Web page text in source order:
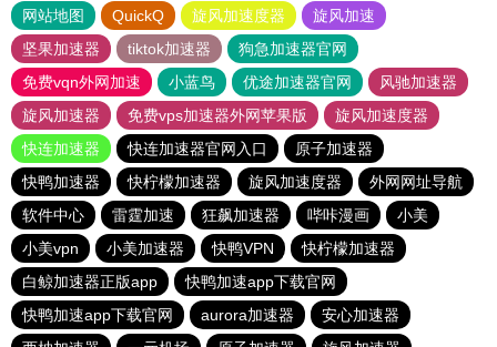
网站地图 QuickQ 旋风加速度器
旋风加速
坚果加速器
tiktok加速器
狗急加速器官网
免费vqn外网加速
小蓝鸟 优途加速器官网
风驰加速器
旋风加速器
免费vps加速器外网苹果版
旋风加速度器
快连加速器
快连加速器官网入口
原子加速器
快鸭加速器
快柠檬加速器 旋风加速度器
外网网址导航
软件中心
雷霆加速 狂飙加速器 哔咔漫画
小美
小美vpn
小美加速器 快鸭VPN
快柠檬加速器
白鲸加速器正版app
快鸭加速app下载官网
快鸭加速app下载官网
aurora加速器
安心加速器